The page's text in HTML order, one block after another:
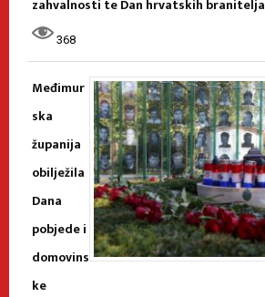
zahvalnosti te Dan hrvatskih branitelja
368
Međimur
ska
županija
obilježila
Dana
pobjede i
domovins
ke